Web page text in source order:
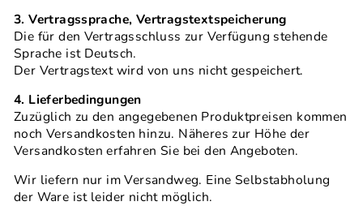
3. Vertragssprache, Vertragstextspeicherung
Die für den Vertragsschluss zur Verfügung stehende
Sprache ist Deutsch.
Der Vertragstext wird von uns nicht gespeichert.
4. Lieferbedingungen
Zuzüglich zu den angegebenen Produktpreisen kommen
noch Versandkosten hinzu. Näheres zur Höhe der
Versandkosten erfahren Sie bei den Angeboten.
Wir liefern nur im Versandweg. Eine Selbstabholung
der Ware ist leider nicht möglich.